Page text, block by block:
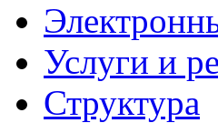
Услуги и
Структура